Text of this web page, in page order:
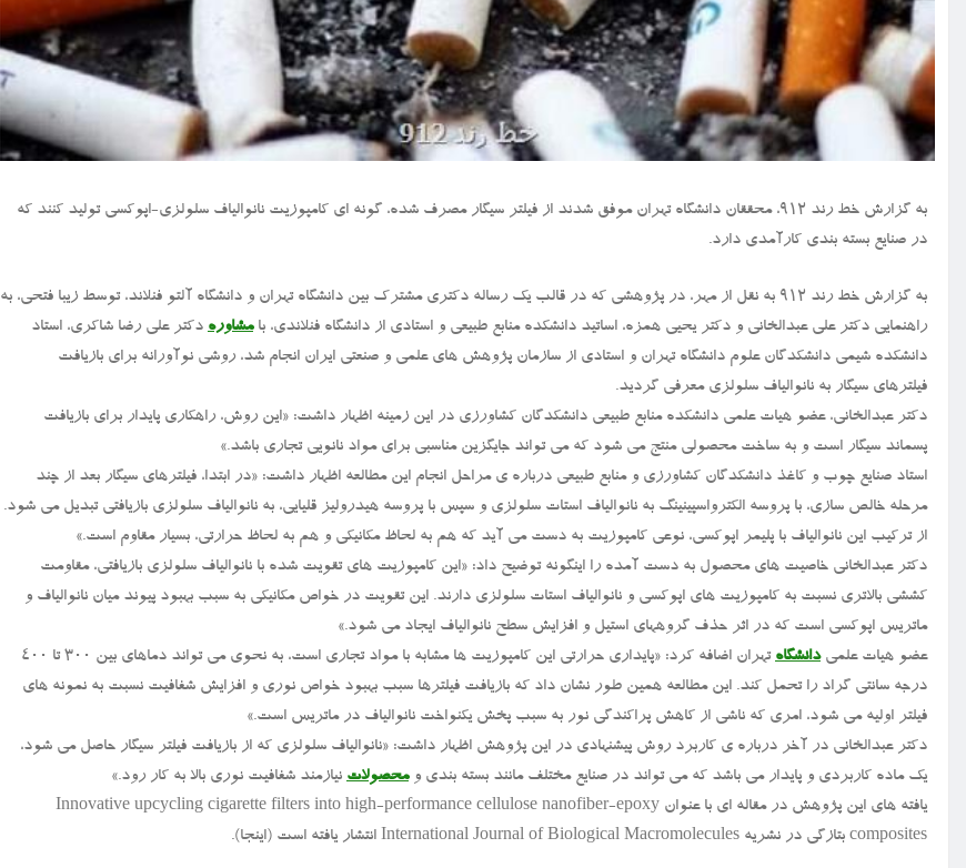
به گزارش خط رند ۹۱۲، محققان دانشگاه تهران موفق شدند از فیلتر سیگار مصرف شده، گونه ای کامپوزیت نانوالیاف سلولزی-اپوکسی تولید کنند که
در صنایع بسته بندی کارآمدی دارد.
به گزارش خط رند ۹۱۲ به نقل از مهر، در پژوهشی که در قالب یک رساله دکتری مشترک بین دانشگاه تهران و دانشگاه آلتو فنلاند، توسط زیبا فتحی، به
راهنمایی دکتر علی عبدالخانی و دکتر یحیی همزه، اساتید دانشکده منابع طبیعی و استادی از دانشگاه فنلاندی، بامشاوره دکتر علی رضا شاکری، استاد
دانشکده شیمی دانشکدگان علوم دانشگاه تهران و استادی از سازمان پژوهش های علمی و صنعتی ایران انجام شد، روشی نوآورانه برای بازیافت
فیلترهای سیگار به نانوالیاف سلولزی معرفی گردید.
دکتر عبدالخانی، عضو هیات علمی دانشکده منابع طبیعی دانشکدگان کشاورزی در این زمینه اظهار داشت: «این روش، راهکاری پایدار برای بازیافت
پسماند سیگار است و به ساخت محصولی منتج می شود که می تواند جایگزین مناسبی برای مواد نانویی تجاری باشد.»
استاد صنایع چوب و کاغذ دانشکدگان کشاورزی و منابع طبیعی درباره ی مراحل انجام این مطالعه اظهار داشت: «در ابتدا، فیلترهای سیگار بعد از چند
مرحله خالص سازی، با پروسه الکترواسپینینگ به نانوالیاف استات سلولزی و سپس با پروسه هیدرولیز قلیایی، به نانوالیاف سلولزی بازیافتی تبدیل می شود.
از ترکیب این نانوالیاف با پلیمر اپوکسی، نوعی کامپوزیت به دست می آید که هم به لحاظ مکانیکی و هم به لحاظ حرارتی، بسیار مقاوم است.»
دکتر عبدالخانی خاصیت های محصول به دست آمده را اینگونه توضیح داد: «این کامپوزیت های تقویت شده با نانوالیاف سلولزی بازیافتی، مقاومت
کششی بالاتری نسبت به کامپوزیت های اپوکسی و نانوالیاف استات سلولزی دارند. این تقویت در خواص مکانیکی به سبب بهبود پیوند میان نانوالیاف و
ماتریس اپوکسی است که در اثر حذف گروههای استیل و افزایش سطح نانوالیاف ایجاد می شود.»
عضو هیات علمیدانشگاه
تهران اضافه کرد: «پایداری حرارتی این کامپوزیت ها مشابه با مواد تجاری است، به نحوی می تواند دماهای بین ۳۰۰ تا ۴۰۰
درجه سانتی گراد را تحمل کند. این مطالعه همین طور نشان داد که بازیافت فیلترها سبب بهبود خواص نوری و افزایش شفافیت نسبت به نمونه های
فیلتر اولیه می شود، امری که ناشی از کاهش پراکندگی نور به سبب پخش یکنواخت نانوالیاف در ماتریس است.»
دکتر عبدالخانی در آخر درباره ی کاربرد روش پیشنهادی در این پژوهش اظهار داشت: «نانوالیاف سلولزی که از بازیافت فیلتر سیگار حاصل می شود،
یک ماده کاربردی و پایدار می باشد که می تواند در صنایع مختلف مانند بسته بندی ومحصولات نیازمند شفافیت نوری بالا به کار رود.»
یافته های این پژوهش در مقاله ای با عنوان Innovative upcycling cigarette filters into high-performance cellulose nanofiber-epoxy
composites بتازگی در نشریه International Journal of Biological Macromolecules انتشار یافته است (اینجا).